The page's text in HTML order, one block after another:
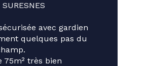
avec gardien
quelques pas du
75m² très bien